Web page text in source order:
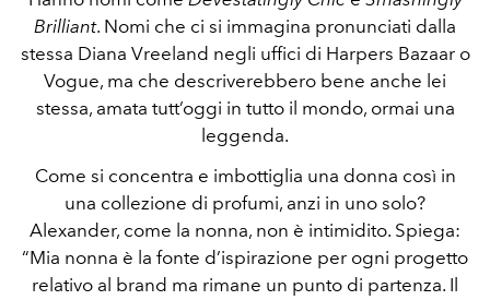
Brilliant. Nomi che ci si immagina pronunciati dalla
stessa Diana Vreeland negli uffici di Harpers Bazaar o
Vogue, ma che descriverebbero bene anche lei
stessa, amata tutt’oggi in tutto il mondo, ormai una
leggenda.
Come si concentra e imbottiglia una donna così in
una collezione di profumi, anzi in uno solo?
Alexander, come la nonna, non è intimidito. Spiega:
“Mia nonna è la fonte d’ispirazione per ogni progetto
relativo al brand ma rimane un punto di partenza. Il